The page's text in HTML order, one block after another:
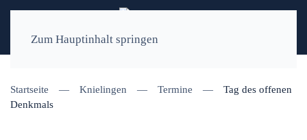
Zum Hauptinhalt springen
Startseite Knielingen Termine
Tag des offenen
Denkmals